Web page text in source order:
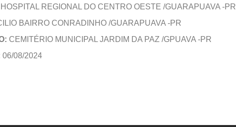
HOSPITAL REGIONAL DO CENTRO OESTE /GUARAPUAVA -PR
BAIRRO CONRADINHO /GUARAPUAVA -PR
CEMITÉRIO MUNICIPAL JARDIM DA PAZ /GPUAVA -PR
06/08/2024